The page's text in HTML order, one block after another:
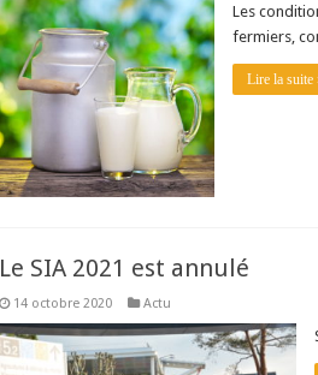
Les
fermiers,
Lire la suite
Le SIA 2021 est annulé
14 octobre 2020 Actu